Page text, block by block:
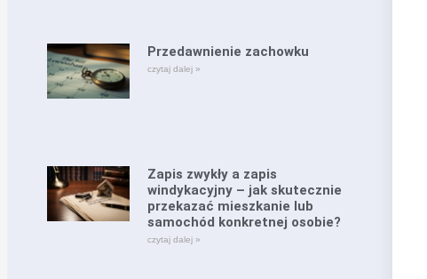
Przedawnienie zachowku
czytaj dalej »
Zapis zwykły a zapis
windykacyjny – jak skutecznie
przekazać mieszkanie lub
samochód konkretnej osobie?
czytaj dalej »